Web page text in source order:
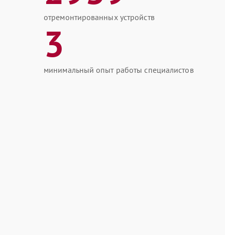
отремонтированных устройств
3
минимальный опыт работы специалистов